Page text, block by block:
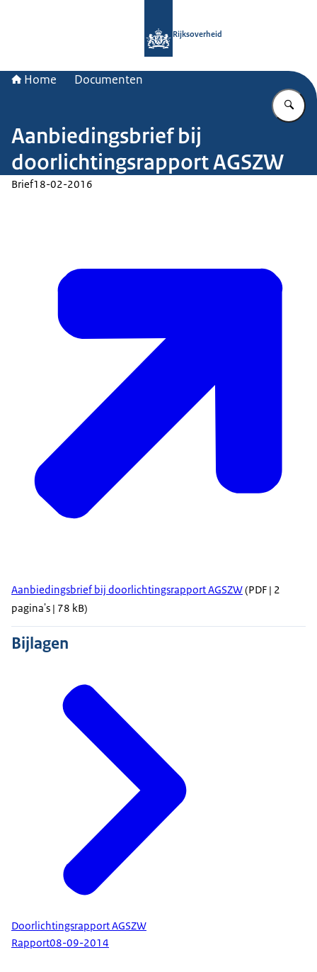
Rijksoverheid
Home Documenten
Aanbiedingsbrief bij
doorlichtingsrapport AGSZW
Brief18-02-2016
Aanbiedingsbrief bij doorlichtingsrapport AGSZW(PDF | 2
pagina's | 78 kB)
Bijlagen
Doorlichtingsrapport AGSZW
Rapport08-09-2014